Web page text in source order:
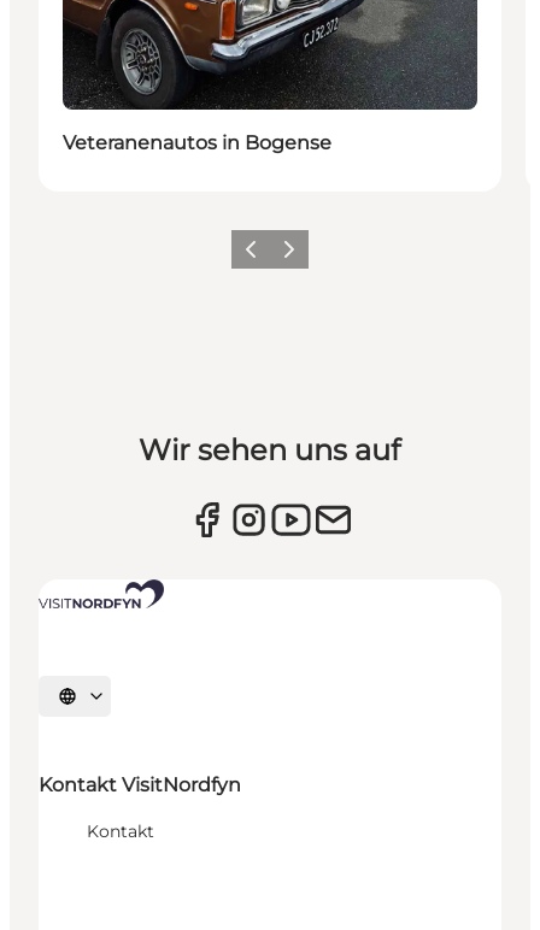
Veteranenautos in Bogense
Vorherige Folie
Nächste Folie
Wir sehen uns auf
Sprache auswählen
Kontakt VisitNordfyn
Kontakt